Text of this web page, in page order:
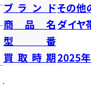
ブランドその他
商品名ダイヤ
型番
買取時期2025